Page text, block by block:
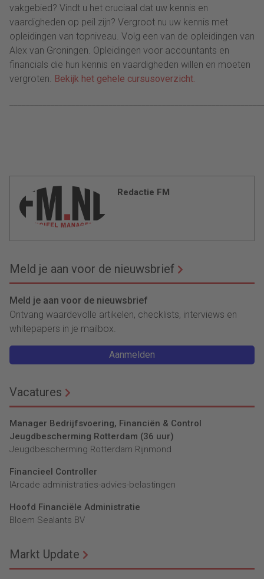
vakgebied? Vindt u het cruciaal dat uw kennis en
vaardigheden op peil zijn? Vergroot nu uw kennis met
opleidingen van topniveau. Volg een van de opleidingen van
Alex van Groningen. Opleidingen voor accountants en
financials die hun kennis en vaardigheden willen en moeten
vergroten. Bekijk het gehele cursusoverzicht.
Redactie FM
Meld je aan voor de nieuwsbrief
Meld je aan voor de nieuwsbrief
Ontvang waardevolle artikelen, checklists, interviews en
whitepapers in je mailbox.
Aanmelden
Vacatures
Manager Bedrijfsvoering, Financiën & Control
Jeugdbescherming Rotterdam (36 uur)
Jeugdbescherming Rotterdam Rijnmond
Financieel Controller
lArcade administraties-advies-belastingen
Hoofd Financiële Administratie
Bloem Sealants BV
Markt Update